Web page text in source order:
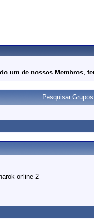
um de nossos Membros,
Pesquisar Grupos
online 2